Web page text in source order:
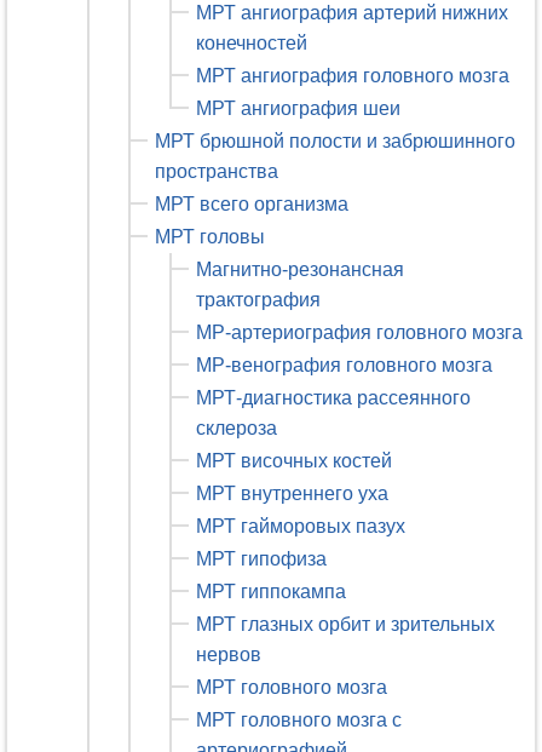
МРТ ангиография артерий нижних
конечностей
МРТ ангиография головного мозга
МРТ ангиография шеи
МРТ брюшной полости и забрюшинного
пространства
МРТ всего организма
МРТ головы
Магнитно-резонансная
трактография
МР-артериография головного мозга
МР-венография головного мозга
МРТ-диагностика рассеянного
склероза
МРТ височных костей
МРТ внутреннего уха
МРТ гайморовых пазух
МРТ гипофиза
МРТ гиппокампа
МРТ глазных орбит и зрительных
нервов
МРТ головного мозга
МРТ головного мозга с